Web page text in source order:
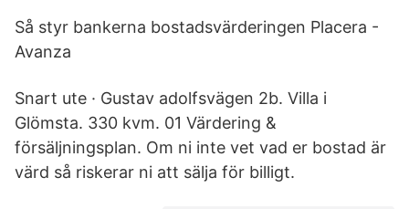
Så styr bankerna bostadsvärderingen Placera -
Avanza
Snart ute · Gustav adolfsvägen 2b. Villa i
Glömsta. 330 kvm. 01 Värdering &
försäljningsplan. Om ni inte vet vad er bostad är
värd så riskerar ni att sälja för billigt.